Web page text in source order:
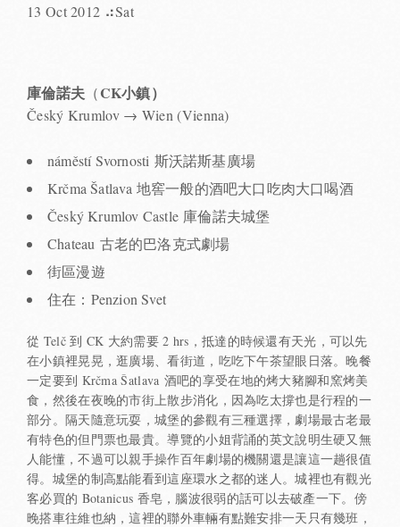
13 Oct 2012 ⠴Sat
庫倫諾夫 （CK小鎮）
Český Krumlov → Wien (Vienna)
náměstí Svornosti 斯沃諾斯基廣場
Krčma Šatlava 地窖一般的酒吧大口吃肉大口喝酒
Český Krumlov Castle 庫倫諾夫城堡
Chateau 古老的巴洛克式劇場
街區漫遊
住在：Penzion Svet
從 Telč 到 CK 大約需要 2 hrs，抵達的時候還有天光，可以先
在小鎮裡晃晃，逛廣場、看街道，吃吃下午茶望眼日落。晚餐
一定要到 Krčma Šatlava 酒吧的享受在地的烤大豬腳和窯烤美
食，然後在夜晚的市街上散步消化，因為吃太撐也是行程的一
部分。隔天隨意玩耍，城堡的參觀有三種選擇，劇場最古老最
有特色的但門票也最貴。導覽的小姐背誦的英文說明生硬又無
人能懂，不過可以親手操作百年劇場的機關還是讓這一趟很值
得。城堡的制高點能看到這座環水之都的迷人。城裡也有觀光
客必買的 Botanicus 香皂，腦波很弱的話可以去破產一下。傍
晚搭車往維也納，這裡的聯外車輛有點難安排一天只有幾班，